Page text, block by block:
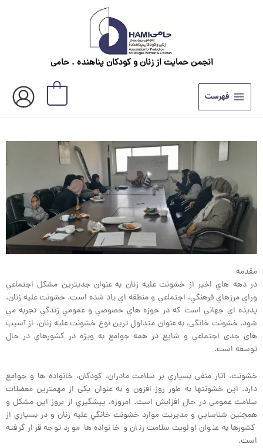
انجمن حمایت از زنان و کودکان پناهنده . حامی
فهرست
مقدمه
در دهه هاي اخير از خشونت عليه زنان به عنوان جديترين مشكل اجتماعي
وراي مرزهاي فرهنگي، اجتماعي و منطقه اي ياد شده است. خشونت عليه زنان،
پديده اي جهاني است که در حوزه هاي خصوصي و عمومي زندگي تجربه مي
شود. خشونت خانگی، به عنوان متداول ترين نوع خشونت عليه زنان، از آسیب
های جدی اجتماعي و شایع در همه جوامع به ویژه در كشورهاي در حال
توسعه است.
خشونت، آثار منفی بسياري بر سلامت مادران، کودکان، خانواده ها و جوامع
دارد. اين خشونتها به طور روز افزون و به عنوان یکی از مهمترین معضلات
سلامت عمومی در حال افزایش است. امروزه، پيشگيري از بروز اين مشكل و
همچنين شناسايي و مديريت موارد خشونت خانگي عليه زنان و در بسياري از
كشورها به عنوان اولويت سلامت زنان و خانواده ها مورد توجه قرار گرفته
است.